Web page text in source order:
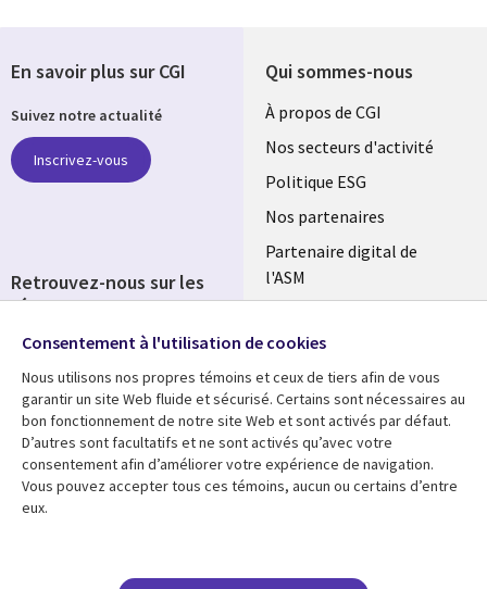
Qui sommes-nous
Useful
links
FRANCE
À propos de CGI
Nos secteurs d'activité
Politique ESG
Nos partenaires
Partenaire digital de
l'ASM
Fusions
Ressources
Library
Links
Articles
Blog
Support
Legal
Accessibilité
conditions juridiques
En savoir plus sur CGI
Suivez notre actualité
Inscrivez-vous
Retrouvez-nous sur les
réseaux
Social
Media
FRANCE
Consentement à l'utilisation de cookies
Nous utilisons nos propres témoins et ceux de tiers afin de vous
garantir un site Web fluide et sécurisé. Certains sont nécessaires au
bon fonctionnement de notre site Web et sont activés par défaut.
D’autres sont facultatifs et ne sont activés qu’avec votre
consentement afin d’améliorer votre expérience de navigation.
Vous pouvez accepter tous ces témoins, aucun ou certains d’entre
eux.